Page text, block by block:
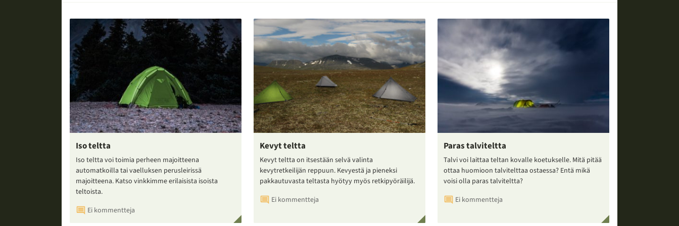
Iso teltta
Iso teltta voi toimia perheen majoitteena
automatkoilla tai vaelluksen perusleirissä
majoitteena. Katso vinkkimme erilaisista isoista
teltoista.
Ei kommentteja
Kevyt teltta
Kevyt teltta on itsestään selvä valinta
kevytretkeilijän reppuun. Kevyestä ja pieneksi
pakkautuvasta teltasta hyötyy myös retkipyöräilijä.
Ei kommentteja
Paras talviteltta
Talvi voi laittaa teltan kovalle koetukselle. Mitä pitää
ottaa huomioon talvitelttaa ostaessa? Entä mikä
voisi olla paras talviteltta?
Ei kommentteja